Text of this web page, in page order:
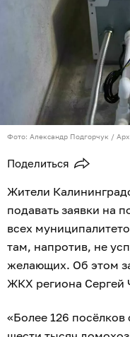
Фото: Александр Подгорчук /
Поделиться
Жители
подавать заявки на
всех
там, напротив, не
желающих. Об этом
ЖКХ региона Сергей
«Более 126